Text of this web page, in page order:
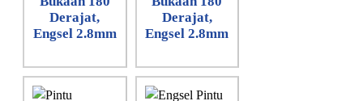
Derajat,
Engsel 2.8mm
Derajat,
Engsel 2.8mm